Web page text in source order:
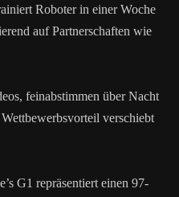
Roboter in einer Woche
auf Partnerschaften wie
feinabstimmen über Nacht
verschiebt
G1 repräsentiert einen 97-